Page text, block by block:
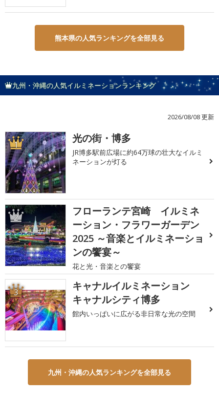
熊本県の人気ランキングを全部見る
九州・沖縄の人気イルミネーションランキング
2026/08/08 更新
1 光の街・博多
JR博多駅前広場に約64万球の壮大なイルミ
ネーションが灯る
2
フローランテ宮崎 イルミネ
ーション・フラワーガーデン
2025 ～音楽とイルミネーショ
ンの饗宴～
花と光・音楽との饗宴
3
キャナルイルミネーション
キャナルシティ博多
館内いっぱいに広がる非日常な光の空間
九州・沖縄の人気ランキングを全部見る